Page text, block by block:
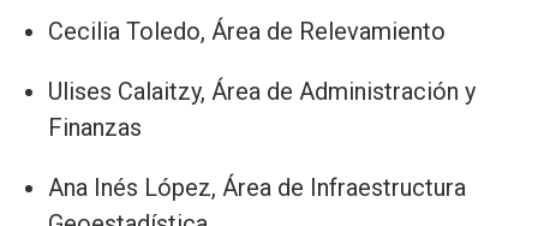
Cecilia Toledo, Área de Relevamiento
Ulises Calaitzy, Área de Administración y
Finanzas
Ana Inés López, Área de Infraestructura